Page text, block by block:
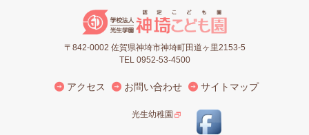
〒842-0002 佐賀県神埼市神埼町田道ヶ里2153-5
TEL 0952-53-4500
アクセス お問い合わせ サイトマップ
光生幼稚園